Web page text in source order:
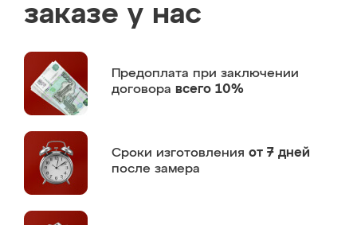
заказе у нас
Предоплата при заключении
договора всего 10%
Сроки изготовления от 7 дней
после замера